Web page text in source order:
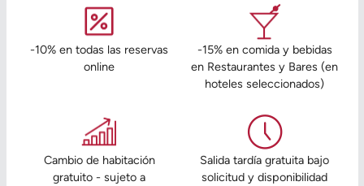
-10% en todas las reservas
online
-15% en comida y bebidas
en Restaurantes y Bares (en
hoteles seleccionados)
Cambio de habitación
gratuito - sujeto a
Salida tardía gratuita bajo
solicitud y disponibilidad